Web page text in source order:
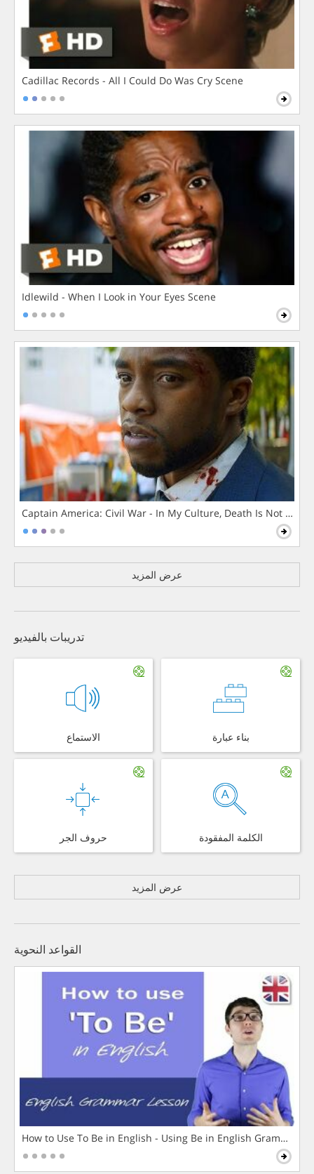
Cadillac Records - All I Could Do Was Cry Scene
Idlewild - When I Look in Your Eyes Scene
Captain America: Civil War - In My Culture, Death Is Not The
عرض المزيد
تدريبات بالفيديو
الاستماع بناء عبارة
حروف الجر الكلمة المفقودة
عرض المزيد
القواعد النحوية
How to Use To Be in English - Using Be in English Grammar